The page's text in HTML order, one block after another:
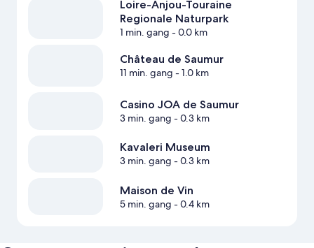
Loire-Anjou-Touraine
Regionale Naturpark
1 min. gang - 0.0 km
Château de Saumur
11 min. gang - 1.0 km
Casino JOA de Saumur
3 min. gang - 0.3 km
Kavaleri Museum
3 min. gang - 0.3 km
Maison de Vin
5 min. gang - 0.4 km